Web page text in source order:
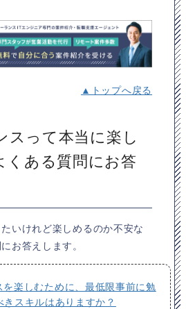
▲トップへ戻る
スって本当に楽し
くある質問にお答
いけれど楽しめるのか不安な
お答えします。
を楽しむために、最低限事前に勉
スキルはありますか？